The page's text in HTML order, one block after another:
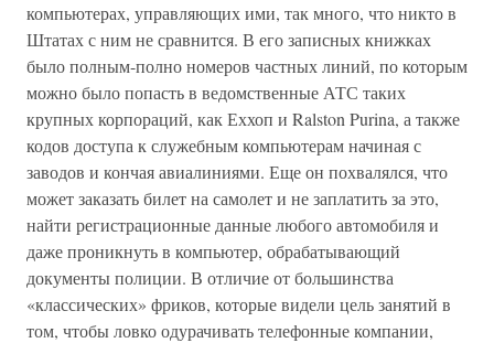
компьютерах, управляющих ими, так много, что никто в
Штатах с ним не сравнится. В его записных книжках
было полным-полно номеров частных линий, по которым
можно было попасть в ведомственные АТС таких
крупных корпораций, как Еххоп и Ralston Purina, а также
кодов доступа к служебным компьютерам начиная с
заводов и кончая авиалиниями. Еще он похвалялся, что
может заказать билет на самолет и не заплатить за это,
найти регистрационные данные любого автомобиля и
даже проникнуть в компьютер, обрабатывающий
документы полиции. В отличие от большинства
«классических» фриков, которые видели цель занятий в
том, чтобы ловко одурачивать телефонные компании,